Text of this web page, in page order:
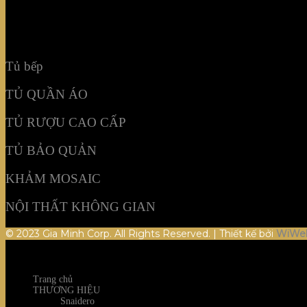
Tủ bếp
TỦ QUẦN ÁO
TỦ RƯỢU CAO CẤP
TỦ BẢO QUẢN
KHẢM MOSAIC
NỘI THẤT KHÔNG GIAN
© 2023 Gia Minh Corp. All Rights Reserved. | Thiết kế bởi
Trang chủ
THƯƠNG HIỆU
Snaidero